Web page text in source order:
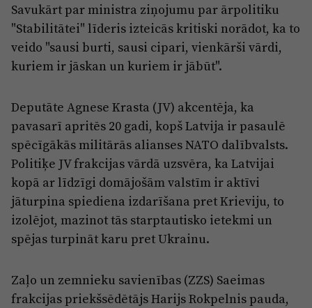
Savukārt par ministra ziņojumu par ārpolitiku
"Stabilitātei" līderis izteicās kritiski norādot, ka to
veido "sausi burti, sausi cipari, vienkārši vārdi,
kuriem ir jāskan un kuriem ir jābūt".
Deputāte Agnese Krasta (JV) akcentēja, ka
pavasarī apritēs 20 gadi, kopš Latvija ir pasaulē
spēcīgākās militārās alianses NATO dalībvalsts.
Politiķe JV frakcijas vārdā uzsvēra, ka Latvijai
kopā ar līdzīgi domājošām valstīm ir aktīvi
jāturpina spiediena izdarīšana pret Krieviju, to
izolējot, mazinot tās starptautisko ietekmi un
spējas turpināt karu pret Ukrainu.
Zaļo un zemnieku savienības (ZZS) Saeimas
frakcijas priekšsēdētājs Harijs Rokpelnis pauda,